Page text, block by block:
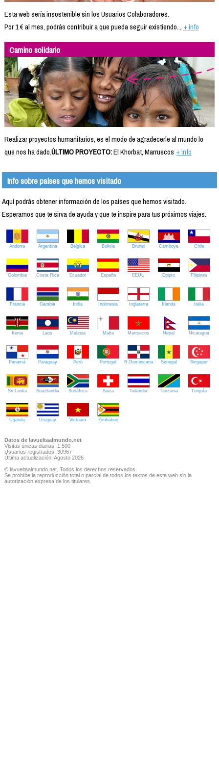
Esta web sería insostenible sin los Usuarios Colaboradores.
Por 1 € al mes, podrás contribuir a que pueda seguir existiendo... + info
Camino solidario
Realizar proyectos humanitarios, es el modo de agradecerle al mundo lo
que nos ha dado.ÚLTIMO PROYECTO:El Khorbat, Marruecos + info
Info sobre países que hemos visitado
Aquí podrás obtener información de los países que hemos visitado.
Esperamos que te sirva de ayuda y que te inspire para tus próximos viajes.
Andorra Argentina Bélgica Bolivia Brunei Camboya Chile
Colombia Costa Rica Ecuador España EEUU Egipto Filipinas
Francia Gambia India Indonesia Inglaterra Irlanda Italia
Kenia Laos Malasia Malta Marruecos Nepal Nicaragua
Panamá Paraguay Perú Portugal R.Dominicana Senegal Singapur
Sri Lanka Suazilandia Sudáfrica Suiza Tailandia Tanzania Turquía
Uganda Uruguay Vietnam Zimbabue
Datos de lavueltaalmundo.net
Visitas únicas diarias: 1.500
Usuarios registrados: 30967
Última actualización: Agosto 2026
© lavueltaalmundo.net. Todos los derechos reservados.
Se prohíbe la reproducción total o parcial de todos los textos de esta web sin la
autorización expresa de los titulares.